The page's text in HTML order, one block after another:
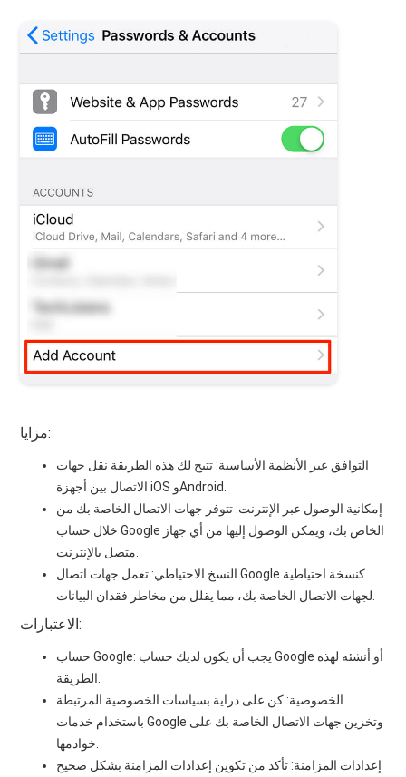
مزايا:
التوافق عبر الأنظمة الأساسية: تتيح لك هذه الطريقة نقل جهات
الاتصال بين أجهزة iOS وAndroid.
إمكانية الوصول عبر الإنترنت: تتوفر جهات الاتصال الخاصة بك من
خلال حساب Google الخاص بك، ويمكن الوصول إليها من أي جهاز
النسخ الاحتياطي: تعمل جهات اتصال Google كنسخة احتياطية
الاعتبارات:
حساب Google: يجب أن يكون لديك حساب Google أو أنشئه لهذه
الخصوصية: كن على دراية بسياسات الخصوصية المرتبطة
باستخدام خدمات Google وتخزين جهات الاتصال الخاصة بك على
إعدادات المزامنة: تأكد من تكوين إعدادات المزامنة بشكل صحيح